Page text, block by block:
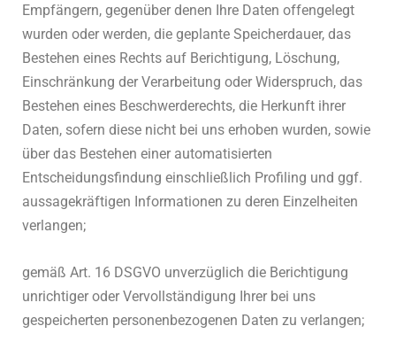
Empfängern, gegenüber denen Ihre Daten offengelegt
wurden oder werden, die geplante Speicherdauer, das
Bestehen eines Rechts auf Berichtigung, Löschung,
Einschränkung der Verarbeitung oder Widerspruch, das
Bestehen eines Beschwerderechts, die Herkunft ihrer
Daten, sofern diese nicht bei uns erhoben wurden, sowie
über das Bestehen einer automatisierten
Entscheidungsfindung einschließlich Profiling und ggf.
aussagekräftigen Informationen zu deren Einzelheiten
verlangen;
gemäß Art. 16 DSGVO unverzüglich die Berichtigung
unrichtiger oder Vervollständigung Ihrer bei uns
gespeicherten personenbezogenen Daten zu verlangen;